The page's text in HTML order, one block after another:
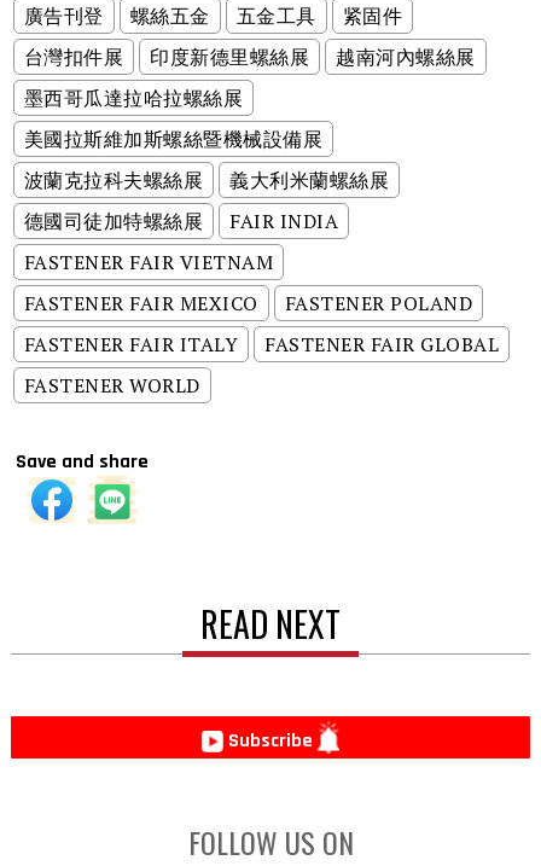
廣告刊登
螺絲五金 五金工具
紧固件
台灣扣件展
印度新德里螺絲展
越南河內螺絲展
墨西哥瓜達拉哈拉螺絲展
美國拉斯維加斯螺絲暨機械設備展
波蘭克拉科夫螺絲展
義大利米蘭螺絲展
德國司徒加特螺絲展
FAIR INDIA
FASTENER FAIR VIETNAM
FASTENER FAIR MEXICO
FASTENER POLAND
FASTENER FAIR ITALY
FASTENER FAIR GLOBAL
FASTENER WORLD
Save and share
READ NEXT
Subscribe
FOLLOW US ON